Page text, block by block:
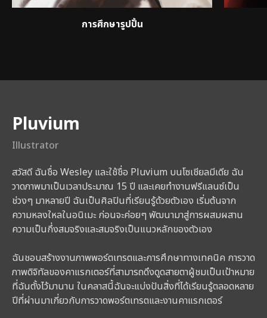
การศึกษารูปปั้น
Illustrator
Pluvium
สวัสดี ฉันชื่อ Wesley และใช้ชื่อ Pluvium บนโซเชียลมีเดีย ฉัน
วาดภาพมาเป็นเวลาประมาณ 15 ปี และเคยทำงานฟรีแลนซ์เป็น
ช่วงๆ มาหลายปี ฉันเป็นศิลปินที่เรียนรู้ด้วยตัวเอง เริ่มต้นจาก
ความหลงใหลในอนิเมะ ก่อนจะค่อยๆ พัฒนามาสู่การผสมผสาน
ความเป็นกึ่งสมจริงและสมจริงเป็นแนวหลักของตัวเอง
ฉันชอบสร้างงานภาพพอร์ตเทรตและการศึกษาทางเทคนิค การวาด
ภาพดิจิทัลของคาแรกเตอร์ที่สามารถดึงดูดสายตาผู้ชมเป็นเป้าหมาย
ที่ฉันตั้งไว้มานาน ในคลาสนี้ฉันจะแบ่งปันสิ่งที่ได้เรียนรู้ตลอดหลาย
ปีที่ผ่านมาเกี่ยวกับการวาดพอร์ตเทรตและงานคาแรกเตอร์